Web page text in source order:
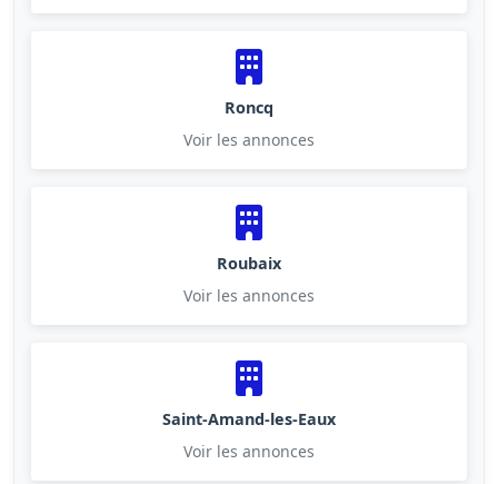
Roncq
Voir les annonces
Roubaix
Voir les annonces
Saint-Amand-les-Eaux
Voir les annonces